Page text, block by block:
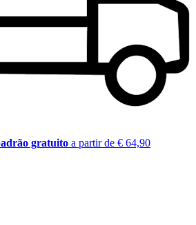
gratuito a partir de € 64,90